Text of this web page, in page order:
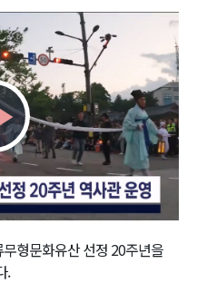
형문화유산 선정 20주년을
.